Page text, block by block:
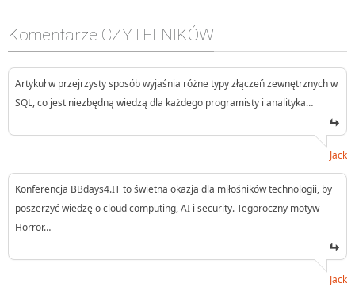
Komentarze CZYTELNIKÓW
Artykuł w przejrzysty sposób wyjaśnia różne typy złączeń zewnętrznych w
SQL, co jest niezbędną wiedzą dla każdego programisty i analityka…
Jack
Konferencja BBdays4.IT to świetna okazja dla miłośników technologii, by
poszerzyć wiedzę o cloud computing, AI i security. Tegoroczny motyw
Horror…
Jack